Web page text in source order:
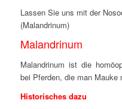
Lassen Sie uns mit der
(Malandrinum)
Malandrinum
Malandrinum ist die
bei Pferden, die man Mauke
Historisches dazu